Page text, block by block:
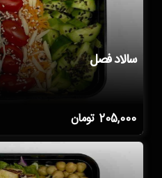
سالاد فصل
205,000 تومان